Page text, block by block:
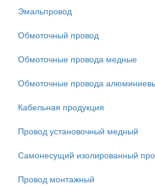
Эмальпровод
Обмоточный провод
Обмоточные провода медные
Обмоточные провода
Кабельная продукция
Провод установочный медный
Самонесущий изолированный
Провод монтажный